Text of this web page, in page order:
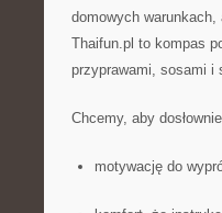
domowych
Thaifun.pl to kompas
przyprawami, sosami i
Chcemy, aby
motywację do